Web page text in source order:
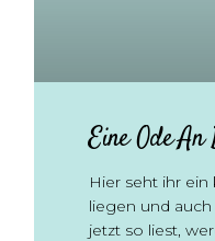
Eine Ode
Hier seht ihr
liegen und
jetzt so liest,